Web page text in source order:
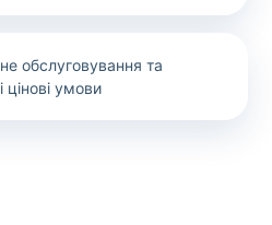
обслуговування та
цінові умови